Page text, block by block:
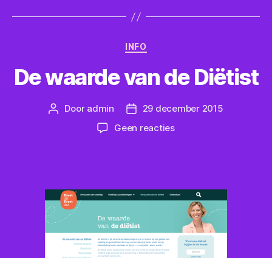
Categorieën
INFO
De waarde van de Diëtist
Berichtauteur
Door admin Berichtdatum
29 december 2015
Geen reactiesop
Diëtist